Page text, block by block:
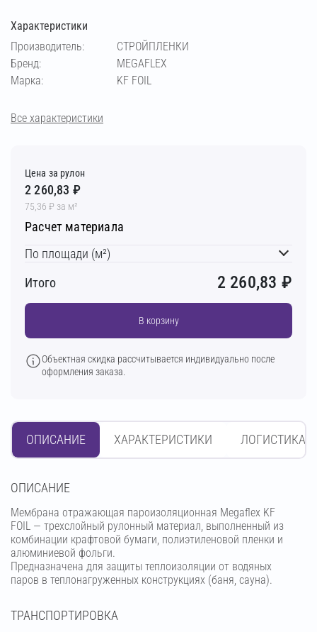
Характеристики
Производитель:
СТРОЙПЛЕНКИ
Бренд:
MEGAFLEX
Марка:
KF FOIL
Все характеристики
Цена за рулон
2 260,83 ₽
75,36 ₽ за м²
Расчет материала
По площади (м²)
Итого
2 260,83 ₽
В корзину
Объектная скидка рассчитывается индивидуально после
оформления заказа.
ОПИСАНИЕ ХАРАКТЕРИСТИКИ ЛОГИСТИКА
OПИСАНИЕ
Мембрана отражающая пароизоляционная Megaflex KF
FOIL — трехслойный рулонный материал, выполненный из
комбинации крафтовой бумаги, полиэтиленовой пленки и
алюминиевой фольги.
Предназначена для защиты теплоизоляции от водяных
паров в теплонагруженных конструкциях (баня, сауна).
ТРАНСПОРТИРОВКА